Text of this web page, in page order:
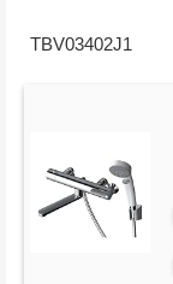
TBV03402J1